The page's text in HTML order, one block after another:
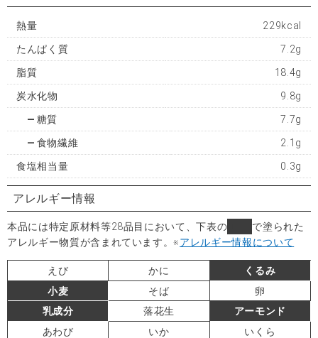
熱量 229kcal
たんぱく質 7.2g
脂質 18.4g
炭水化物 9.8g
糖質 7.7g
食物繊維 2.1g
食塩相当量 0.3g
アレルギー情報
本品には特定原材料等28品目において、下表の
で塗られた
アレルギー物質が含まれています。※アレルギー情報について
えび かに
くるみ
小麦
そば
卵
乳成分
落花生
アーモンド
あわび
いか
いくら